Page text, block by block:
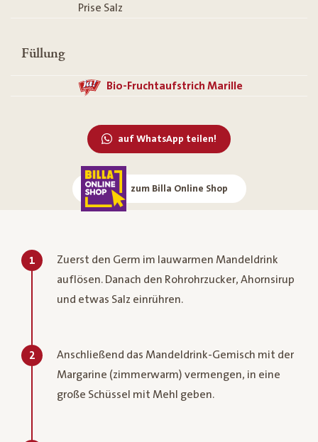
Prise Salz
Füllung
Bio-Fruchtaufstrich Marille
auf WhatsApp teilen!
zum Billa Online Shop
1
Zuerst den Germ im lauwarmen Mandeldrink
auflösen. Danach den Rohrohrzucker, Ahornsirup
und etwas Salz einrühren.
2
Anschließend das Mandeldrink-Gemisch mit der
Margarine (zimmerwarm) vermengen, in eine
große Schüssel mit Mehl geben.